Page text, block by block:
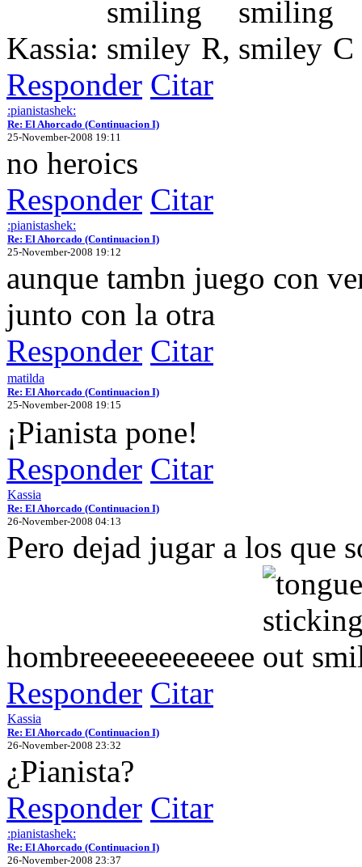
Kassia: R,
C
Responder Citar
:pianistashek:
Re: El Ahorcado (Continuacion I)
25-November-2008 19:11
no heroics
Responder Citar
:pianistashek:
Re: El Ahorcado (Continuacion I)
25-November-2008 19:12
aunque tambn juego con
junto con la otra
Responder Citar
matilda
Re: El Ahorcado (Continuacion I)
25-November-2008 19:15
¡Pianista pone!
Responder Citar
Kassia
Re: El Ahorcado (Continuacion I)
26-November-2008 04:13
Pero dejad jugar a los que
hombreeeeeeeeeeee
Responder Citar
Kassia
Re: El Ahorcado (Continuacion I)
26-November-2008 23:32
¿Pianista?
Responder Citar
:pianistashek:
Re: El Ahorcado (Continuacion I)
26-November-2008 23:37